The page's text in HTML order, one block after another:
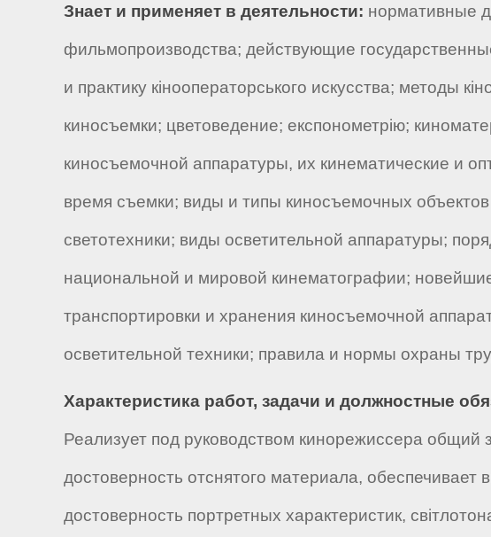
Знает и применяет в деятельности: нормативные
фильмопроизводства; действующие
и практику кінооператорського искусства; методы
киносъемки; цветоведение; експонометрію;
киносъемочной аппаратуры, их кинематические и
время съемки; виды и типы киносъемочных
светотехники; виды осветительной аппаратуры;
национальной и мировой кинематографии;
транспортировки и хранения киносъемочной
осветительной техники; правила и нормы охраны
Характеристика работ, задачи и должностные
Реализует под руководством кинорежиссера
достоверность отснятого материала,
достоверность портретных характеристик,